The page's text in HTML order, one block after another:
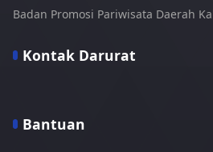
Badan Promosi Pariwisata Daerah
Kontak Darurat
Bantuan